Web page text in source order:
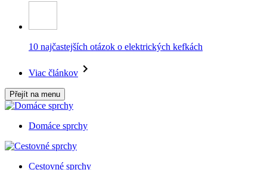
10 najčastejších otázok o elektrických kefkách
Viac článkov
Přejít na menu
Domáce sprchy
Cestovné sprchy